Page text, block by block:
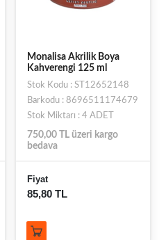
Monalisa Akrilik Boya
Kahverengi 125 ml
Stok Kodu : ST12652148
Barkodu : 8696511174679
Stok Miktarı : 4 ADET
750,00 TL üzeri kargo
bedava
Fiyat
85,80 TL